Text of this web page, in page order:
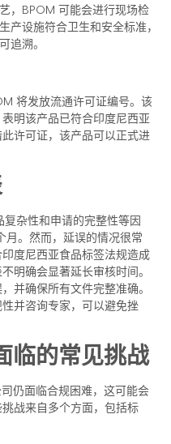
，BPOM 可能会进行现场检
产设施符合卫生和安全标准，
追溯。
将发放流通许可证编号。该
明该产品已符合印度尼西亚
许可证，该产品可以正式进
杂性和申请的完整性等因
。然而，延误的情况很常
度尼西亚食品标签法规造成
明确会显著延长审核时间。
并确保所有文件完整准确。
并咨询专家，可以避免挫
临的常见挑战
仍面临合规困难，这可能会
战来自多个方面，包括标